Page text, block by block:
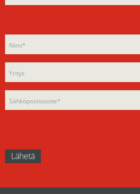
leave
this
empty.
Please
leave
field
empty.